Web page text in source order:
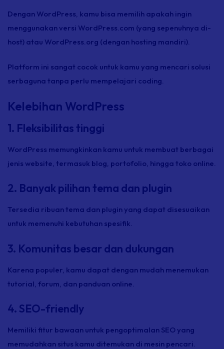
Dengan WordPress, kamu bisa memilih apakah ingin
menggunakan versi WordPress.com (yang sepenuhnya di-
host) atau WordPress.org (dengan hosting mandiri).
Platform ini sangat cocok untuk kamu yang mencari solusi
serbaguna tanpa perlu mempelajari coding.
Kelebihan WordPress
1. Fleksibilitas tinggi
WordPress memungkinkan kamu untuk membuat berbagai
jenis website, termasuk blog, portofolio, hingga toko online.
2. Banyak pilihan tema dan plugin
Tersedia ribuan tema dan plugin yang dapat disesuaikan
untuk memenuhi kebutuhan spesifik.
3. Komunitas besar dan dukungan
Karena populer, kamu dapat dengan mudah menemukan
tutorial, forum, dan panduan online.
4. SEO-friendly
Memiliki fitur bawaan untuk pengoptimalan SEO yang
memudahkan situs kamu ditemukan di mesin pencari.